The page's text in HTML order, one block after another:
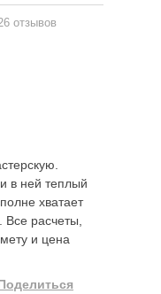
отзывов
в ней теплый
хватает
расчеты,
и цена